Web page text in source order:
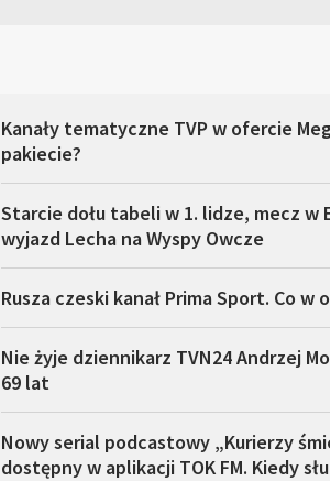
Kanały tematyczne TVP w ofercie
pakiecie?
Starcie dołu tabeli w 1. lidze, mecz w
wyjazd Lecha na Wyspy Owcze
Rusza czeski kanał Prima Sport. Co w
Nie żyje dziennikarz TVN24 Andrzej
69 lat
Nowy serial podcastowy „Kurierzy
dostępny w aplikacji TOK FM. Kiedy